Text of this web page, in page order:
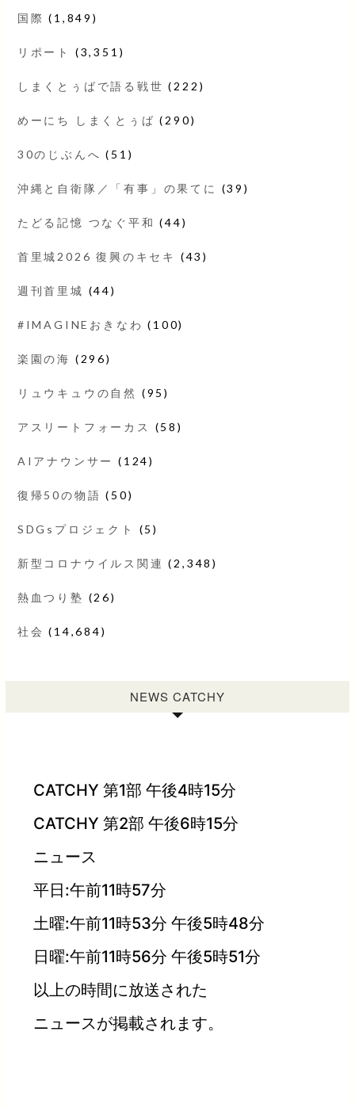
国際 (1,849)
リポート (3,351)
しまくとぅばで語る戦世 (222)
めーにち しまくとぅば (290)
30のじぶんへ (51)
沖縄と自衛隊／「有事」の果てに (39)
たどる記憶 つなぐ平和 (44)
首里城2026 復興のキセキ (43)
週刊首里城 (44)
#IMAGINEおきなわ (100)
楽園の海 (296)
リュウキュウの自然 (95)
アスリートフォーカス (58)
AIアナウンサー (124)
復帰50の物語 (50)
SDGsプロジェクト (5)
新型コロナウイルス関連 (2,348)
熱血つり塾 (26)
社会 (14,684)
NEWS CATCHY
CATCHY 第1部 午後4時15分
CATCHY 第2部 午後6時15分
ニュース
平日:午前11時57分
土曜:午前11時53分 午後5時48分
日曜:午前11時56分 午後5時51分
以上の時間に放送された
ニュースが掲載されます。